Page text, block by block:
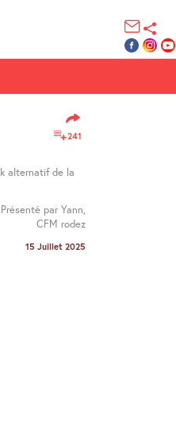
241
alternatif de la
Présenté par Yann,
CFM rodez
15 Juillet 2025